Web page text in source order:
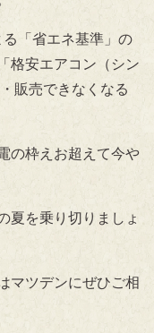
「省エネ基準」の
格安エアコン（シン
販売できなくなる
の枠えお超えて今や
夏を乗り切りましょ
マツデンにぜひご相